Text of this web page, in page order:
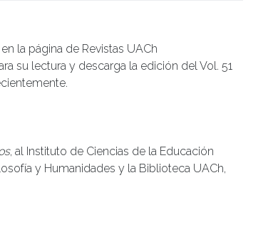
la página de Revistas UACh
su lectura y descarga la edición del Vol. 51
, al Instituto de Ciencias de la Educación
y Humanidades y la Biblioteca UACh,